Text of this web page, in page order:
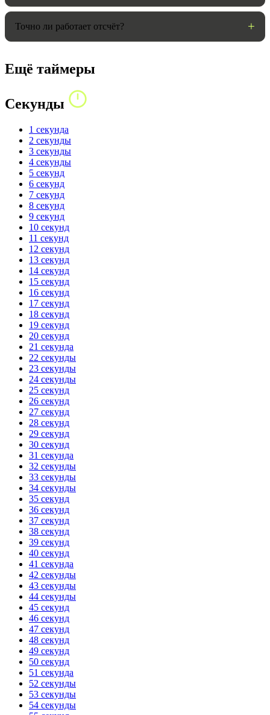
Точно ли работает отсчёт?
Ещё таймеры
Секунды
1 секунда
2 секунды
3 секунды
4 секунды
5 секунд
6 секунд
7 секунд
8 секунд
9 секунд
10 секунд
11 секунд
12 секунд
13 секунд
14 секунд
15 секунд
16 секунд
17 секунд
18 секунд
19 секунд
20 секунд
21 секунда
22 секунды
23 секунды
24 секунды
25 секунд
26 секунд
27 секунд
28 секунд
29 секунд
30 секунд
31 секунда
32 секунды
33 секунды
34 секунды
35 секунд
36 секунд
37 секунд
38 секунд
39 секунд
40 секунд
41 секунда
42 секунды
43 секунды
44 секунды
45 секунд
46 секунд
47 секунд
48 секунд
49 секунд
50 секунд
51 секунда
52 секунды
53 секунды
54 секунды